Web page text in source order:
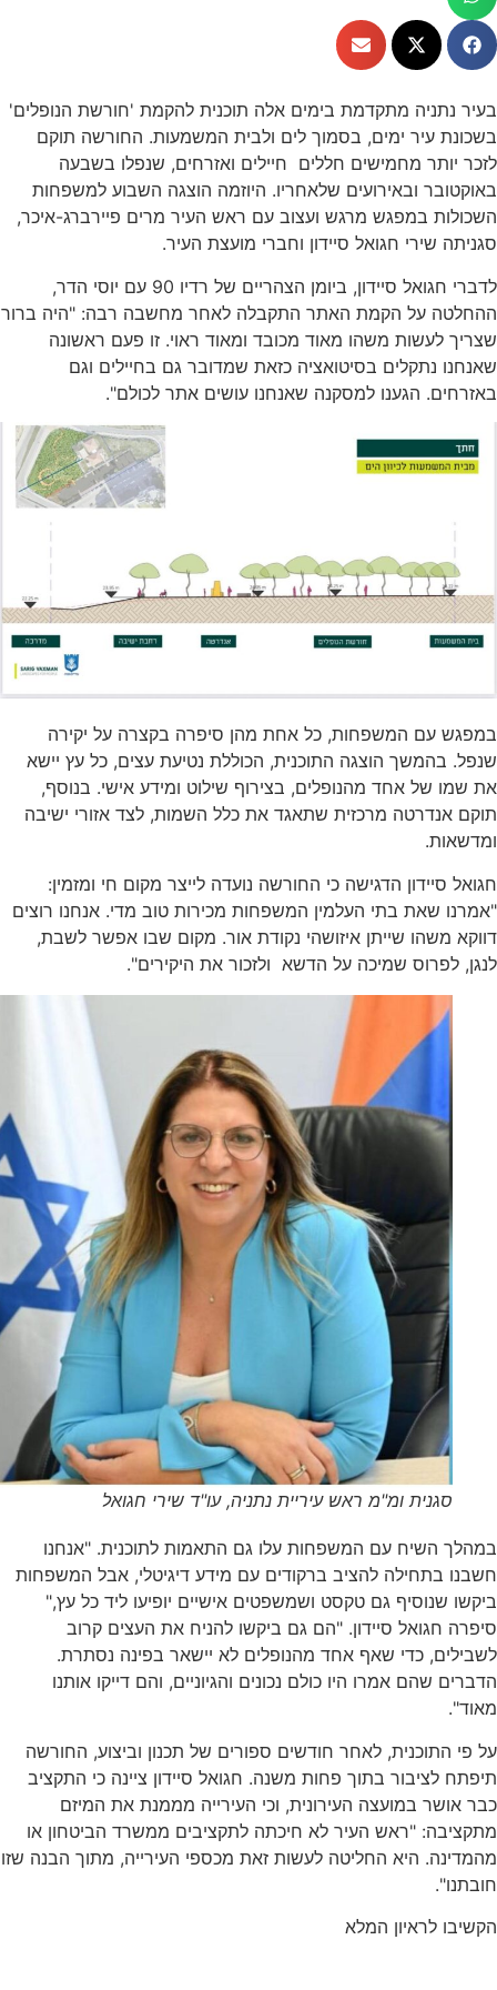
מתקדמת בימים אלה תוכנית להקמת 'חורשת הנופלים'
עיר ימים, בסמוך לים ולבית המשמעות. החורשה תוקם
מחמישים חללים חיילים ואזרחים, שנפלו בשבעה
ובאירועים שלאחריו. היוזמה הוצגה השבוע למשפחות
במפגש מרגש ועצוב עם ראש העיר מרים פיירברג-איכר,
שירי חגואל סיידון וחברי מועצת העיר.
לדברי חגואל סיידון, ביומן הצהריים של רדיו 90 עם יוסי הדר,
על הקמת האתר התקבלה לאחר מחשבה רבה: "היה ברור
לעשות משהו מאוד מכובד ומאוד ראוי. זו פעם ראשונה
נתקלים בסיטואציה כזאת שמדובר גם בחיילים וגם
הגענו למסקנה שאנחנו עושים אתר לכולם".
עם המשפחות, כל אחת מהן סיפרה בקצרה על יקירה
הוצגה התוכנית, הכוללת נטיעת עצים, כל עץ יישא
של אחד מהנופלים, בצירוף שילוט ומידע אישי. בנוסף,
מרכזית שתאגד את כלל השמות, לצד אזורי ישיבה
הדגישה כי החורשה נועדה לייצר מקום חי ומזמין:
שאת בתי העלמין המשפחות מכירות טוב מדי. אנחנו רוצים
משהו שייתן איזושהי נקודת אור. מקום שבו אפשר לשבת,
שמיכה על הדשא ולזכור את היקירים".
סגנית ומ"מ ראש עיריית נתניה, עו"ד שירי חגואל
השיח עם המשפחות עלו גם התאמות לתוכנית. "אנחנו
בתחילה להציב ברקודים עם מידע דיגיטלי, אבל המשפחות
שנוסיף גם טקסט ושמשפטים אישיים יופיעו ליד כל עץ,"
חגואל סיידון. "הם גם ביקשו להניח את העצים קרוב
כדי שאף אחד מהנופלים לא יישאר בפינה נסתרת.
שהם אמרו היו כולם נכונים והגיוניים, והם דייקו אותנו
לאחר חודשים ספורים של תכנון וביצוע, החורשה
לציבור בתוך פחות משנה. חגואל סיידון ציינה כי התקציב
במועצה העירונית, וכי העירייה מממנת את המיזם
"ראש העיר לא חיכתה לתקציבים ממשרד הביטחון או
היא החליטה לעשות זאת מכספי העירייה, מתוך הבנה שזו
לראיון המלא